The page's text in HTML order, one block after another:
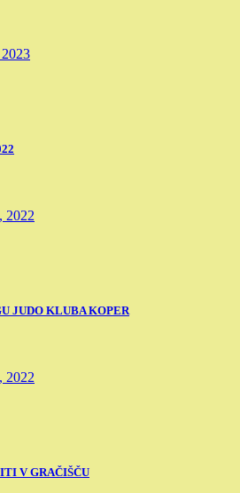
2022
JUDO KLUBA KOPER
2022
V GRAČIŠČU